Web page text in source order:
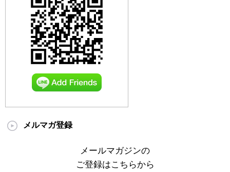
メルマガ登録
メールマガジンの
ご登録はこちらから